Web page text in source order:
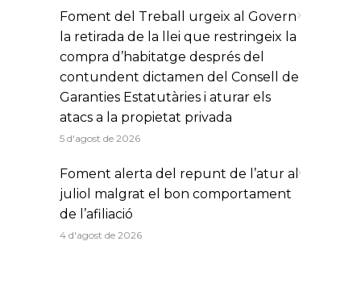
Foment del Treball urgeix al Govern
la retirada de la llei que restringeix la
compra d’habitatge després del
contundent dictamen del Consell de
Garanties Estatutàries i aturar els
atacs a la propietat privada
5 d'agost de 2026
Foment alerta del repunt de l’atur al
juliol malgrat el bon comportament
de l’afiliació
4 d'agost de 2026